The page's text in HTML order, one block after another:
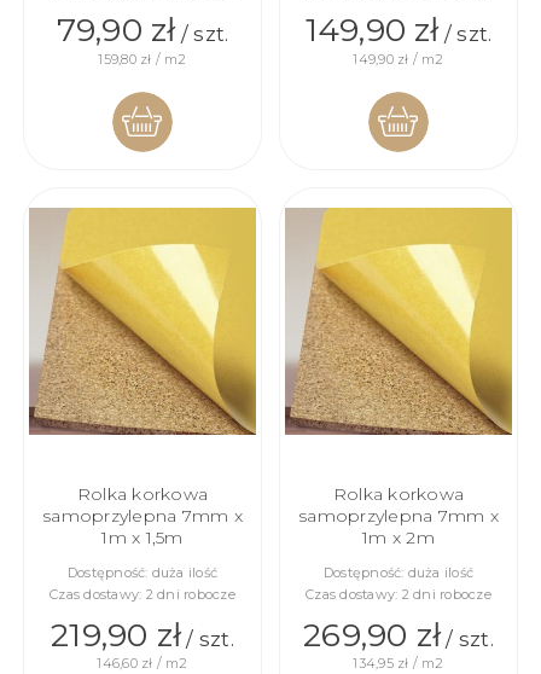
79,90 zł/ szt.
159,80 zł / m2
KOSZYKA
149,90 zł/ szt.
149,90 zł / m2
KOSZYKA
Rolka korkowa
samoprzylepna 7mm x
1m x 1,5m
Dostępność: duża ilość
Czas dostawy: 2 dni robocze
219,90 zł/ szt.
146,60 zł / m2
Rolka korkowa
samoprzylepna 7mm x
1m x 2m
Dostępność: duża ilość
Czas dostawy: 2 dni robocze
269,90 zł/ szt.
134,95 zł / m2